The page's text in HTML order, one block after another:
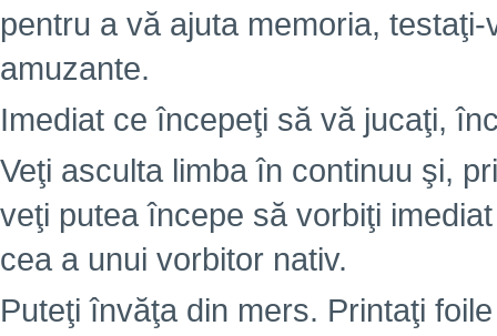
pentru a vă ajuta memoria,
amuzante.
Imediat ce începeţi să vă jucaţi,
Veţi asculta limba în continuu şi,
veţi putea începe să vorbiţi
cea a unui vorbitor nativ.
Puteţi învăţa din mers. Printaţi